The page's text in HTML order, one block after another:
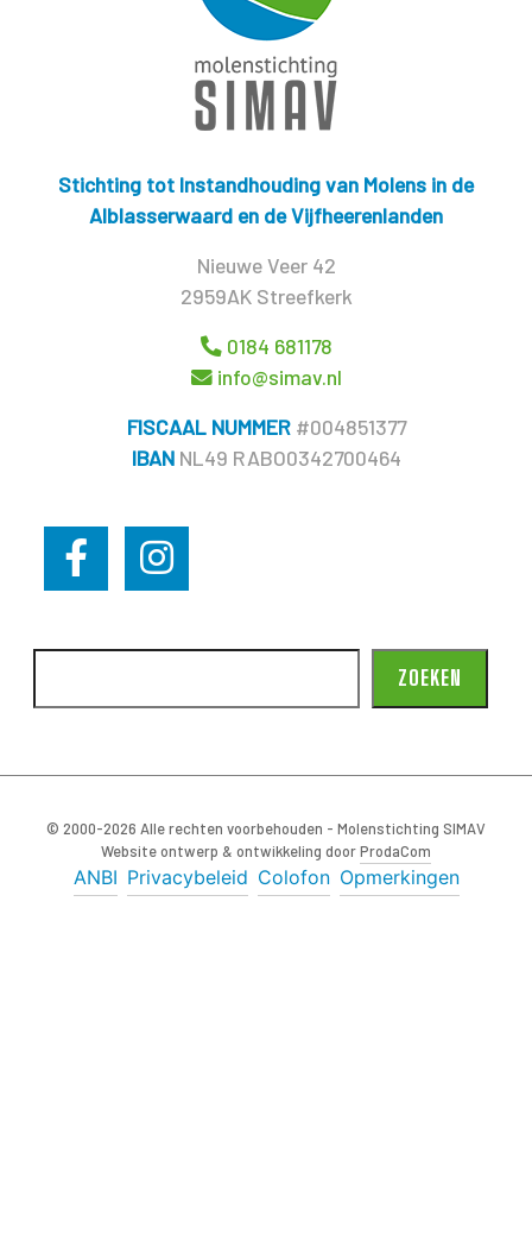
Stichting tot Instandhouding van Molens in de
Alblasserwaard en de Vijfheerenlanden
Nieuwe Veer 42
2959AK Streefkerk
0184 681178
info@simav.nl
FISCAAL NUMMER#004851377
IBAN NL49 RABO0342700464
ZOEKEN
© 2000-2026 Alle rechten voorbehouden - Molenstichting SIMAV
Website ontwerp & ontwikkeling doorProdaCom
ANBI Privacybeleid Colofon Opmerkingen